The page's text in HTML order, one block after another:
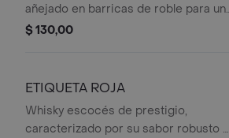
añejado en barricas de roble para un
acabado suave.
$ 130,00
ETIQUETA ROJA
Whisky escocés de prestigio,
caracterizado por su sabor robusto y